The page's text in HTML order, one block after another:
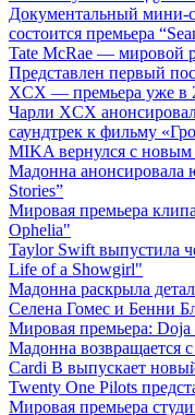
Документальный мини-
состоится премьера
Tate McRae — мировой
Представлен первый
XCX — премьера уже в
Чарли XCX
саундтрек к фильму
MIKA вернулся с
Мадонна анонсировала
Stories”
Мировая премьера
Ophelia"
Taylor Swift выпустила
Life of a Showgirl"
Мадонна раскрыла
Селена Гомес и Бенни
Мировая премьера:
Мадонна возвращается
Cardi B выпускает
Twenty One Pilots
Мировая премьера